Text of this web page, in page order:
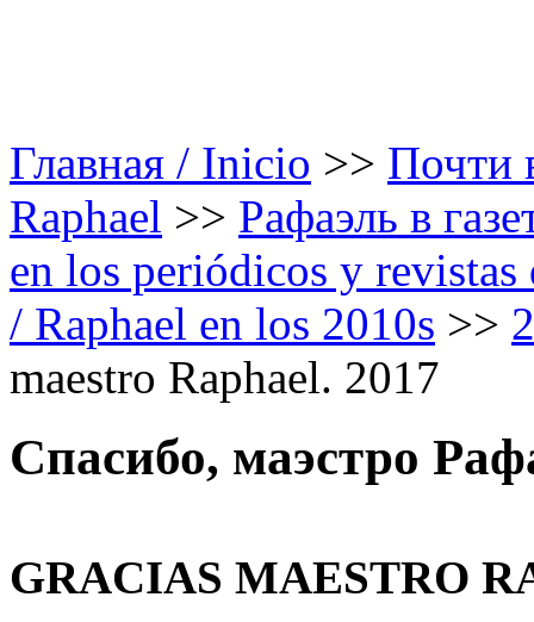
Главная / Inicio >> Почти
Raphael >> Рафаэль в
en los periódicos y
/ Raphael en los 2010s >>
maestro Raphael. 2017
Спасибо, маэстро
GRACIAS MAESTRO